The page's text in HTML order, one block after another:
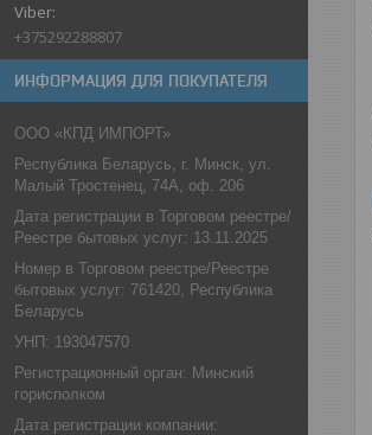
+375292288807
ИНФОРМАЦИЯ ДЛЯ ПОКУПАТЕЛЯ
ООО «КПД ИМПОРТ»
Республика Беларусь, г. Минск, ул.
Малый Тростенец, 74А, оф. 206
Дата регистрации в Торговом реестре/
Реестре бытовых услуг: 13.11.2025
Номер в Торговом реестре/Реестре
бытовых услуг: 761420, Республика
Беларусь
УНП: 193047570
Регистрационный орган: Минский
горисполком
Дата регистрации компании: